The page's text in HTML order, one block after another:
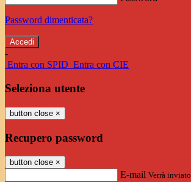
Password dimenticata?
-
Entra con SPID Entra con CIE
Seleziona utente
button close ×
Recupero password
button close ×
E-mail Verrà